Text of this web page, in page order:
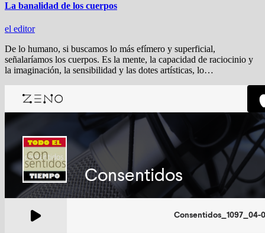
La banalidad de los cuerpos
el editor
De lo humano, si buscamos lo más efímero y superficial,
señalaríamos los cuerpos. Es la mente, la capacidad de raciocinio y
la imaginación, la sensibilidad y las dotes artísticas, lo…